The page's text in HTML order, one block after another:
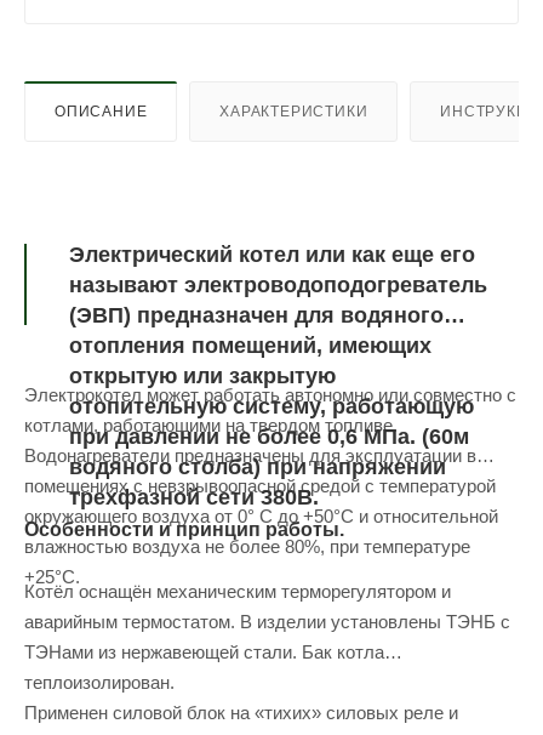
ОПИСАНИЕ ХАРАКТЕРИСТИКИ
Электрический котел или как еще его
называют электроводоподогреватель
(ЭВП) предназначен для водяного
отопления помещений, имеющих
открытую или закрытую
отопительную систему, работающую
при давлении не более 0,6 МПа. (60м
водяного столба) при напряжении
трехфазной сети 380В.
Электрокотел может работать автономно или совместно с
котлами, работающими на твердом топливе.
Водонагреватели предназначены для эксплуатации в
помещениях с невзрывоопасной средой с температурой
окружающего воздуха от 0° С до +50°С и относительной
влажностью воздуха не более 80%, при температуре
+25°С.
Особенности и принцип работы.
Котёл оснащён механическим терморегулятором и
аварийным термостатом. В изделии установлены ТЭНБ с
ТЭНами из нержавеющей стали. Бак котла
теплоизолирован.
Применен силовой блок на «тихих» силовых реле и